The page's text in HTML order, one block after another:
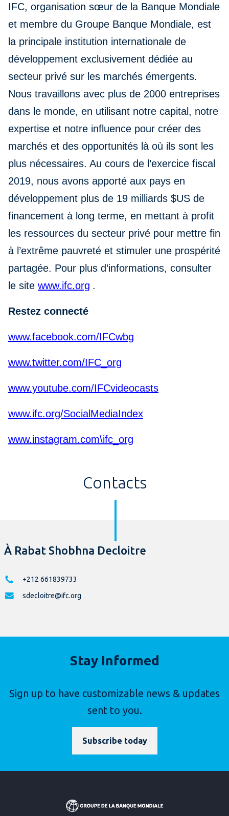
IFC, organisation sœur de la Banque Mondiale
et membre du Groupe Banque Mondiale, est
la principale institution internationale de
développement exclusivement dédiée au
secteur privé sur les marchés émergents.
Nous travaillons avec plus de 2000 entreprises
dans le monde, en utilisant notre capital, notre
expertise et notre influence pour créer des
marchés et des opportunités là où ils sont les
plus nécessaires. Au cours de l’exercice fiscal
2019, nous avons apporté aux pays en
développement plus de 19 milliards $US de
financement à long terme, en mettant à profit
les ressources du secteur privé pour mettre fin
à l’extrême pauvreté et stimuler une prospérité
partagée. Pour plus d’informations, consulter
le site www.ifc.org .
Restez connecté
www.facebook.com/IFCwbg
www.twitter.com/IFC_org
www.youtube.com/IFCvideocasts
www.ifc.org/SocialMediaIndex
www.instagram.com\ifc_org
Contacts
À Rabat Shobhna Decloitre
+212 661839733
sdecloitre@ifc.org
Stay Informed
Sign up to have customizable news & updates
sent to you.
Subscribe today